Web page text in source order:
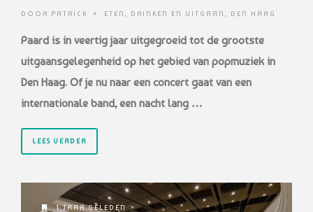
DOOR PATRICK • ETEN, DRINKEN EN UITGAAN , DEN HAAG
Paard is in veertig jaar uitgegroeid tot de grootste
uitgaansgelegenheid op het gebied van popmuziek in
Den Haag. Of je nu naar een concert gaat van een
internationale band, een nacht lang …
LEES VERDER
1 JAAR GELEDEN